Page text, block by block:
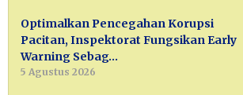
Optimalkan Pencegahan Korupsi
Pacitan, Inspektorat Fungsikan Early
Warning Sebag…
5 Agustus 2026